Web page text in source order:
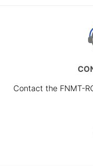
Contact the FNMT-